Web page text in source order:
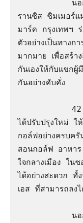
รานซิส ซิมเมอร์
มาร์ค กรุงเทพฯ ร่
ตัวอย่างเป็นทางก
มากมาย เพื่อสร้า
กันเองให้กับแขกผู้
กันอย่างคับคั่ง
ได้ปรับปรุงใหม่ ใ
กอล์ฟอย่างครบค
สอนกอล์ฟ อาหา
ใจกลางเมือง ใน
ได้อย่างสะดวก ทั้
เอส ที่สามารถลง